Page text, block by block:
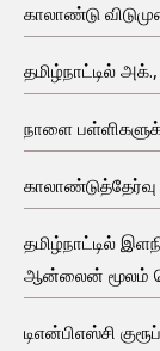
காலாண்டு
தமிழ்நாட்டில்
நாளை
தமிழ்நாட்டில்
ஆன்லைன் மூலம்
டிஎன்பிஎஸ்சி